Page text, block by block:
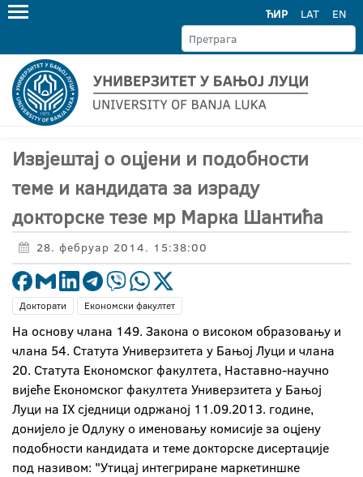
ЋИР LAT EN
Извјештај о оцјени и подобности
теме и кандидата за израду
докторске тезе мр Марка Шантића
28. фебруар 2014. 15:38:00
Докторати Економски факултет
На основу члана 149. Закона о високом образовању и
члана 54. Статута Универзитета у Бањој Луци и члана
20. Статута Економског факултета, Наставно-научно
вијеће Економског факултета Универзитета у Бањој
Луци на IX сједници одржаној 11.09.2013. године,
донијело је Одлуку о именовању комисије за оцјену
подобности кандидата и теме докторске дисертације
под називом: "Утицај интегриране маркетиншке